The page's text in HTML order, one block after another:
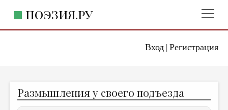
Вход| Регистрация
ПОЭЗИЯ.РУ
ЖАНРЫ
Размышления у своего подъезда